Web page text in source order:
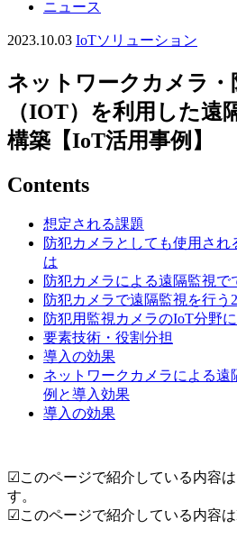
ニュース
2023.10.03 IoTソリューション
ネットワークカメラ・
（IOT）を利用した遠
構築【IoT活用事例】
Contents
想定される課題
防犯カメラとしても使用され
は
防犯カメラによる遠隔監視で
防犯カメラで遠隔監視を行う
防犯用監視カメラのIoT分野
要素技術・役割分担
導入の効果
ネットワークカメラによる
例と導入効果
導入の効果
☑このページで紹介している内容
す。
☑このページで紹介している内容は